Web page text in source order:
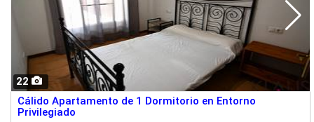
22
Cálido Apartamento de 1 Dormitorio en Entorno
Privilegiado